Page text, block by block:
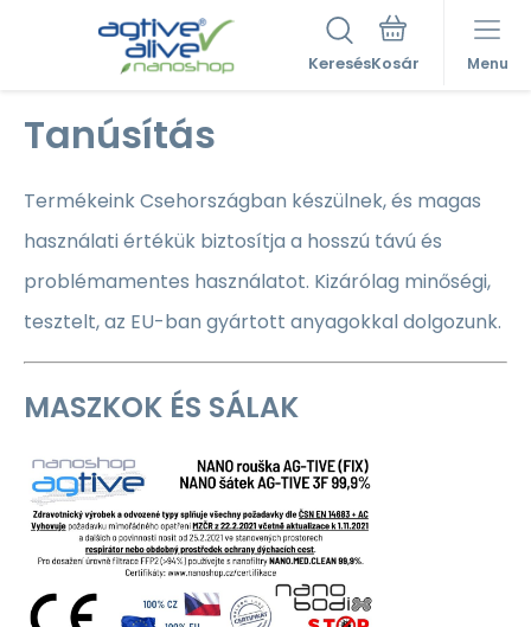
Keresés Menu
Tanúsítás
Termékeink Csehországban készülnek, és magas
használati értékük biztosítja a hosszú távú és
problémamentes használatot. Kizárólag minőségi,
tesztelt, az EU-ban gyártott anyagokkal dolgozunk.
MASZKOK ÉS SÁLAK